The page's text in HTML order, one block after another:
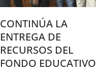
CONTINÚA LA
ENTREGA DE
RECURSOS DEL
FONDO EDUCATIVO